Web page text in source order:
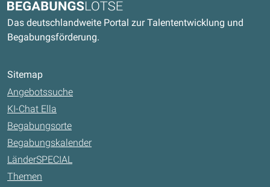
Begabungslotse
Das deutschlandweite Portal zur Talententwicklung und
Begabungsförderung.
Sitemap
Angebotssuche
KI-Chat Ella
Begabungsorte
Begabungskalender
LänderSPECIAL
Themen